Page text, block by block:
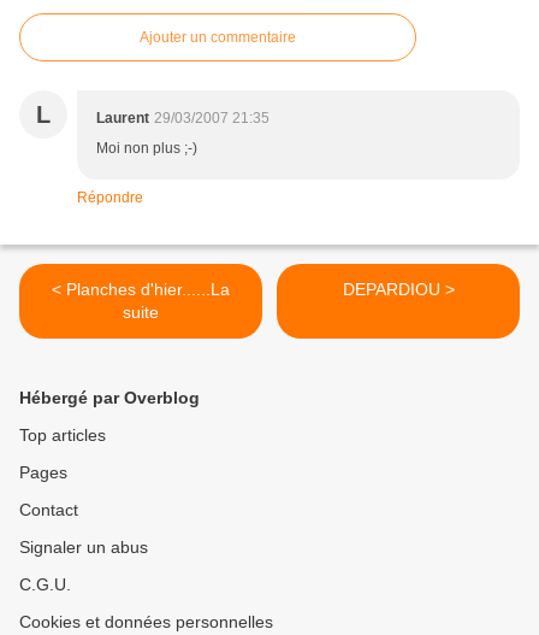
Ajouter un commentaire
L Laurent 29/03/2007 21:35
Moi non plus ;-)
Répondre
< Planches d'hier......La
suite
DEPARDIOU >
Hébergé par Overblog
Top articles
Pages
Contact
Signaler un abus
C.G.U.
Cookies et données personnelles